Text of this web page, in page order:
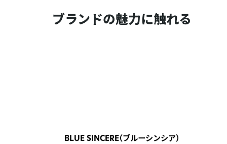
ブランドの魅力に触れる
BLUE SINCERE（ブルーシンシア）